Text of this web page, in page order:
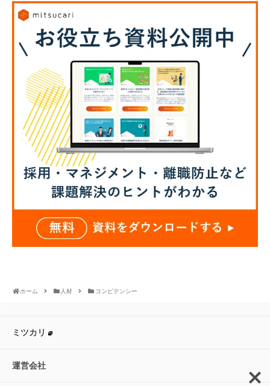
ホーム 人材 コンピテンシー
ミツカリ
運営会社